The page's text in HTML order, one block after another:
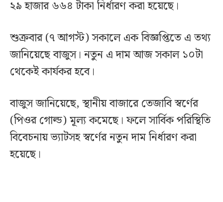
২৯ হাজার ৬৬৪ টাকা নির্ধারণ করা হয়েছে।
শুক্রবার (৭ আগস্ট) সকালে এক বিজ্ঞপ্তিতে এ তথ্য
জানিয়েছে বাজুস। নতুন এ দাম আজ সকাল ১০টা
থেকেই কার্যকর হবে।
বাজুস জানিয়েছে, স্থানীয় বাজারে তেজাবি স্বর্ণের
(পিওর গোল্ড) মূল্য কমেছে। ফলে সার্বিক পরিস্থিতি
বিবেচনায় ভ্যাটসহ স্বর্ণের নতুন দাম নির্ধারণ করা
হয়েছে।